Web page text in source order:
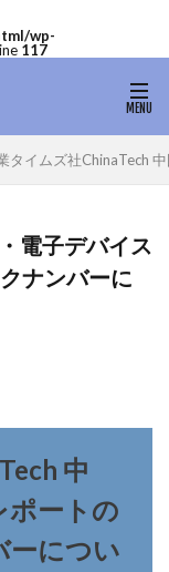
wp-
117
タイムズ社ChinaTech
電子デバイス
ナンバーに
中
ポートの
ーについ